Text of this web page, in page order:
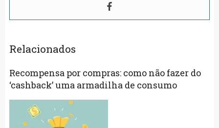
Relacionados
Recompensa por compras: como não fazer do
‘cashback’ uma armadilha de consumo